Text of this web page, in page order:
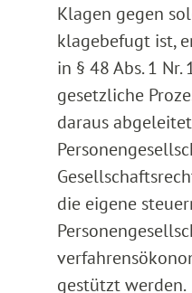
Klagen gegen
klagebefugt ist,
in § 48 Abs. 1
gesetzliche
daraus
die eigene
gestützt werden.